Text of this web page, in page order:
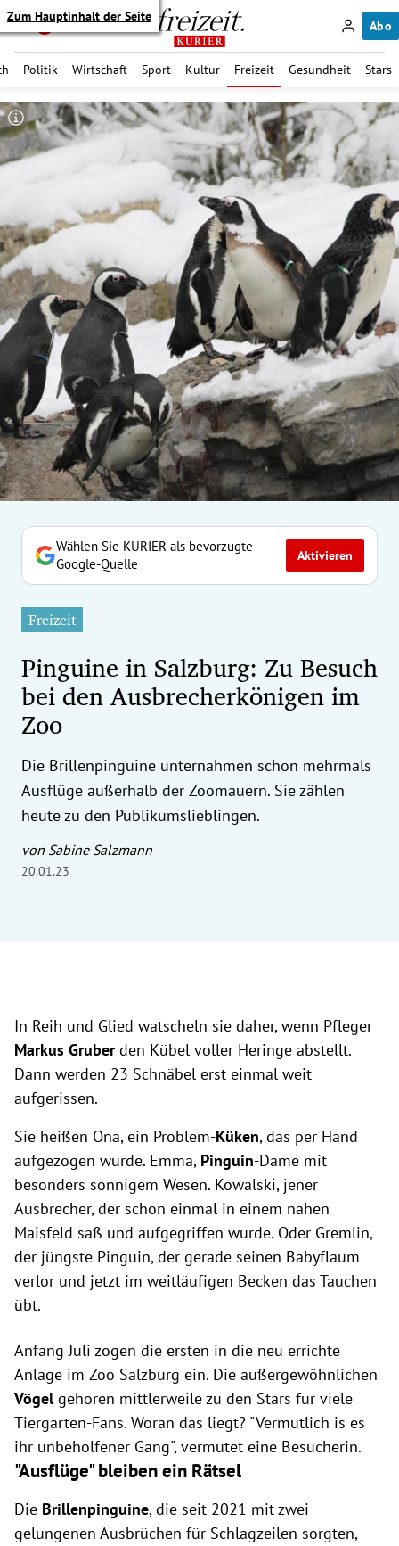
Zum Hauptinhalt der Seite
Abo
Politik Wirtschaft Sport Kultur Freizeit Gesundheit Stars
Untermenü
Untermenü
Untermenü
Untermenü
Untermenü
Untermenü
Untermenü
Untermenü
Untermenü
Untermenü
Wählen Sie KURIER als bevorzugte
Google-Quelle
Aktivieren
Freizeit
Pinguine in Salzburg: Zu Besuch
bei den Ausbrecherkönigen im
Zoo
Die Brillenpinguine unternahmen schon mehrmals
Ausflüge außerhalb der Zoomauern. Sie zählen
heute zu den Publikumslieblingen.
von Sabine Salzmann
20.01.23
In Reih und Glied watscheln sie daher, wenn Pfleger
Markus Gruberden Kübel voller Heringe abstellt.
Dann werden 23 Schnäbel erst einmal weit
aufgerissen.
Sie heißen Ona, ein Problem-Küken, das per Hand
aufgezogen wurde. Emma, Pinguin-Dame mit
besonders sonnigem Wesen. Kowalski, jener
Ausbrecher, der schon einmal in einem nahen
Maisfeld saß und aufgegriffen wurde. Oder Gremlin,
der jüngste Pinguin, der gerade seinen Babyflaum
verlor und jetzt im weitläufigen Becken das Tauchen
übt.
Anfang Juli zogen die ersten in die neu errichte
Anlage im Zoo Salzburg ein. Die außergewöhnlichen
Vögelgehören mittlerweile zu den Stars für viele
Tiergarten-Fans. Woran das liegt? "Vermutlich is es
ihr unbeholfener Gang", vermutet eine Besucherin.
"Ausflüge" bleiben ein Rätsel
Die Brillenpinguine, die seit 2021 mit zwei
gelungenen Ausbrüchen für Schlagzeilen sorgten,